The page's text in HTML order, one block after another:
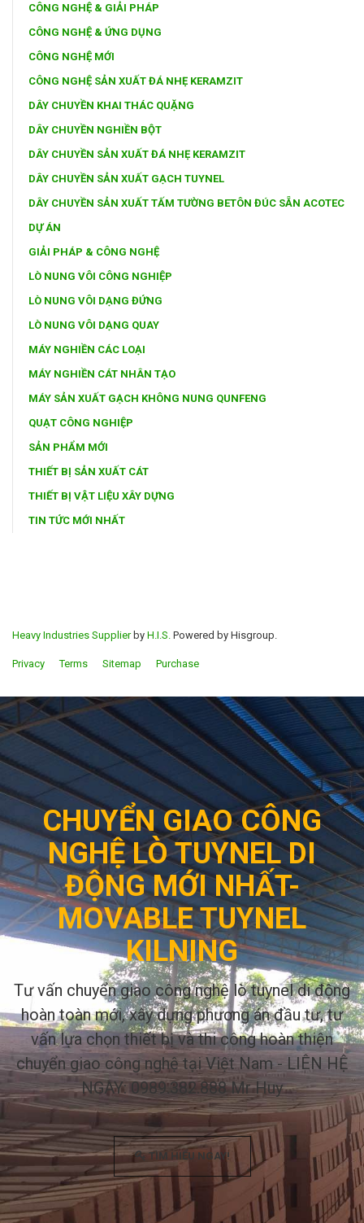
CÔNG NGHỆ & GIẢI PHÁP
CÔNG NGHỆ & ỨNG DỤNG
CÔNG NGHỆ MỚI
CÔNG NGHỆ SẢN XUẤT ĐÁ NHẸ KERAMZIT
DÂY CHUYỀN KHAI THÁC QUẶNG
DÂY CHUYỀN NGHIỀN BỘT
DÂY CHUYỀN SẢN XUẤT ĐÁ NHẸ KERAMZIT
DÂY CHUYỀN SẢN XUẤT GẠCH TUYNEL
DÂY CHUYỀN SẢN XUẤT TẤM TƯỜNG BETÔN ĐÚC SẴN ACOTEC
DỰ ÁN
GIẢI PHÁP & CÔNG NGHỆ
LÒ NUNG VÔI CÔNG NGHIỆP
LÒ NUNG VÔI DẠNG ĐỨNG
LÒ NUNG VÔI DẠNG QUAY
MÁY NGHIỀN CÁC LOẠI
MÁY NGHIỀN CÁT NHÂN TẠO
MÁY SẢN XUẤT GẠCH KHÔNG NUNG QUNFENG
QUẠT CÔNG NGHIỆP
SẢN PHẨM MỚI
THIẾT BỊ SẢN XUẤT CÁT
THIẾT BỊ VẬT LIỆU XÂY DỰNG
TIN TỨC MỚI NHẤT
Heavy Industries Supplierby H.I.S. Powered by Hisgroup.
Privacy Terms Sitemap Purchase
CHUYỂN GIAO CÔNG
NGHỆ LÒ TUYNEL DI
ĐỘNG MỚI NHẤT-
MOVABLE TUYNEL
KILNING
Tư vấn chuyển giao công nghệ lò tuynel di động
hoàn toàn mới, xây dựng phương án đầu tư, tư
vấn lựa chọn thiết bị và thi công hoàn thiện
chuyển giao công nghệ tại Việt Nam - LIÊN HỆ
NGAY: 0989.382.888 Mr Huy
TÌM HIỂU NGAY!